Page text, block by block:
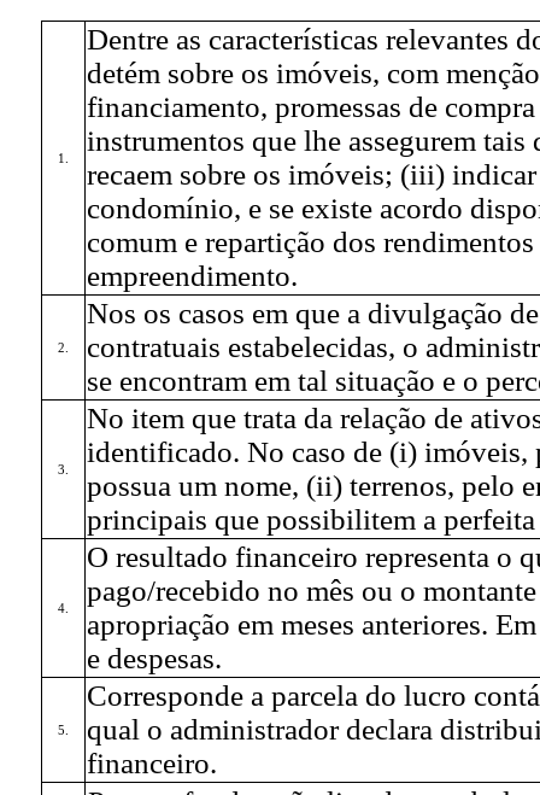
1.
Dentre as características relevantes
detém sobre os imóveis, com
financiamento, promessas de
instrumentos que lhe assegurem
recaem sobre os imóveis; (iii)
condomínio, e se existe acordo
comum e repartição dos
empreendimento.
2.
Nos os casos em que a divulgação
contratuais estabelecidas, o
se encontram em tal situação e o
3.
No item que trata da relação de
identificado. No caso de (i) imóveis,
possua um nome, (ii) terrenos, pelo
principais que possibilitem a
4.
O resultado financeiro representa o
pago/recebido no mês ou o
apropriação em meses anteriores.
e despesas.
5.
Corresponde a parcela do lucro
qual o administrador declara
financeiro.